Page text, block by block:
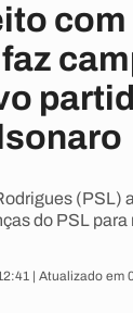
com
(PSL)
do PSL para
| Atualizado em